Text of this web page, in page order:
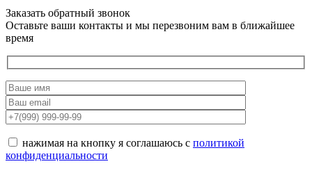
Заказать обратный звонок
Оставьте ваши контакты и мы перезвоним вам в ближайшее
время
нажимая на кнопку я соглашаюсь с политикой
конфиденциальности